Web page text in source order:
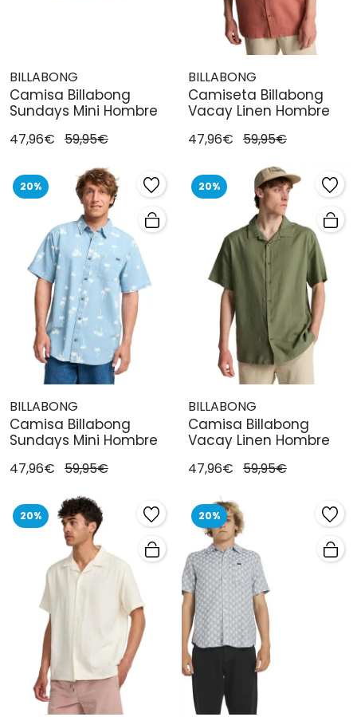
BILLABONG
Camisa Billabong
Sundays Mini Hombre
47,96€ 59,95€
BILLABONG
Camiseta Billabong
Vacay Linen Hombre
47,96€ 59,95€
20%
BILLABONG
Camisa Billabong
Sundays Mini Hombre
47,96€ 59,95€
20%
BILLABONG
Camisa Billabong
Vacay Linen Hombre
47,96€ 59,95€
20% 20%